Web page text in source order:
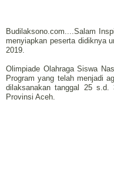
Budilaksono.com....Salam
menyiapkan peserta didiknya
2019.
Olimpiade Olahraga Siswa
Program yang telah menjadi
dilaksanakan tanggal 25
Provinsi Aceh.